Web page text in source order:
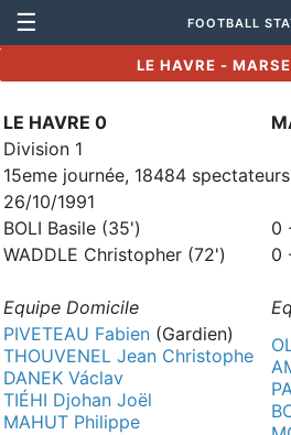
☰ FOOTBALL
LE HAVRE -
LE HAVRE 0
Division 1
15eme journée, 18484 spectateurs
26/10/1991
BOLI Basile (35')
0
WADDLE Christopher (72')
0
Equipe Domicile
PIVETEAU Fabien (Gardien)
THOUVENEL Jean Christophe
DANEK Václav
TIÉHI Djohan Joël
MAHUT Philippe